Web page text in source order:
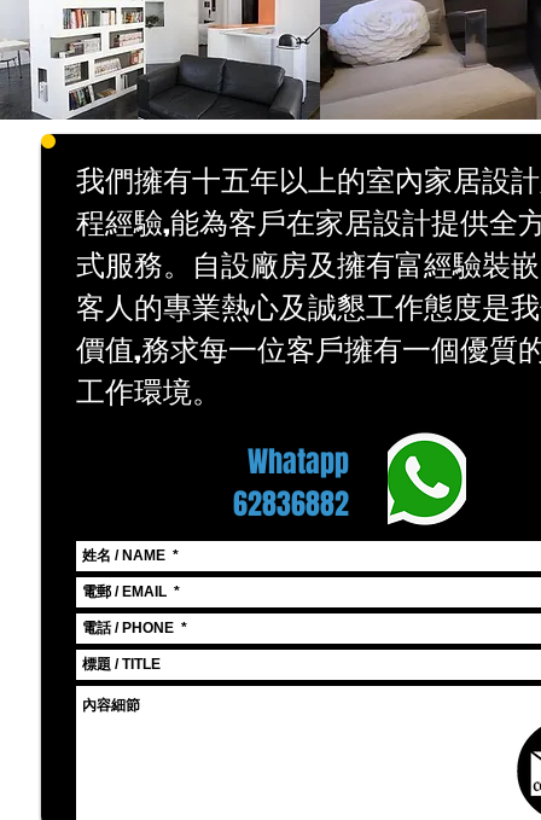
我們擁有十五年以上的室內家居設
程經驗,能為客戶在家居設計提供全
式服務。自設廠房及擁有富經驗裝
客人的專業熱心及誠懇工作態度是
價值,務求每一位客戶擁有一個優質
工作環境。
Whatapp
62836882